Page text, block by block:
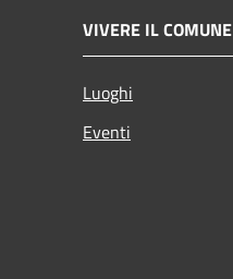
VIVERE IL COMUNE
Luoghi
Eventi